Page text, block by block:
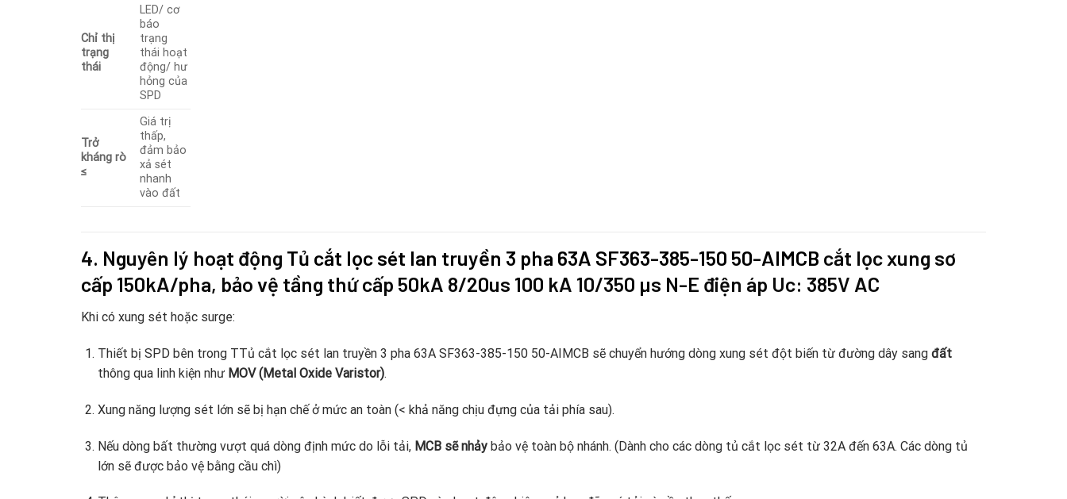
Chỉ thị
trạng
thái
LED/ cơ
báo
trạng
thái hoạt
động/ hư
hỏng của
SPD
Trở
kháng rò
≤
Giá trị
thấp,
đảm bảo
xả sét
nhanh
vào đất
4. Nguyên lý hoạt động Tủ cắt lọc sét lan truyền 3 pha 63A SF363-385-150 50-AIMCB cắt lọc xung sơ
cấp 150kA/pha, bảo vệ tầng thứ cấp 50kA 8/20us 100 kA 10/350 µs N-E điện áp Uc: 385V AC
Khi có xung sét hoặc surge:
Thiết bị SPD bên trong TTủ cắt lọc sét lan truyền 3 pha 63A SF363-385-150 50-AIMCB sẽ chuyển hướng dòng xung sét đột biến từ đường dây sang đất
thông qua linh kiện như MOV (Metal Oxide Varistor).
Xung năng lượng sét lớn sẽ bị hạn chế ở mức an toàn (< khả năng chịu đựng của tải phía sau).
Nếu dòng bất thường vượt quá dòng định mức do lỗi tải, MCB sẽ nhảybảo vệ toàn bộ nhánh. (Dành cho các dòng tủ cắt lọc sét từ 32A đến 63A. Các dòng tủ
lớn sẽ được bảo vệ bằng cầu chì)